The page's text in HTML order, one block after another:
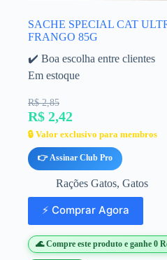
SACHE SPECIAL CAT
FRANGO 85G
✔️ Boa escolha entre clientes
Em estoque
R$ 2,85
R$ 2,42
🔒 Valor exclusivo para membros
👉 Assinar Club Pro
Rações Gatos, Gatos
⚡ Comprar Agora
🌊 Compre este produto e ganhe 0